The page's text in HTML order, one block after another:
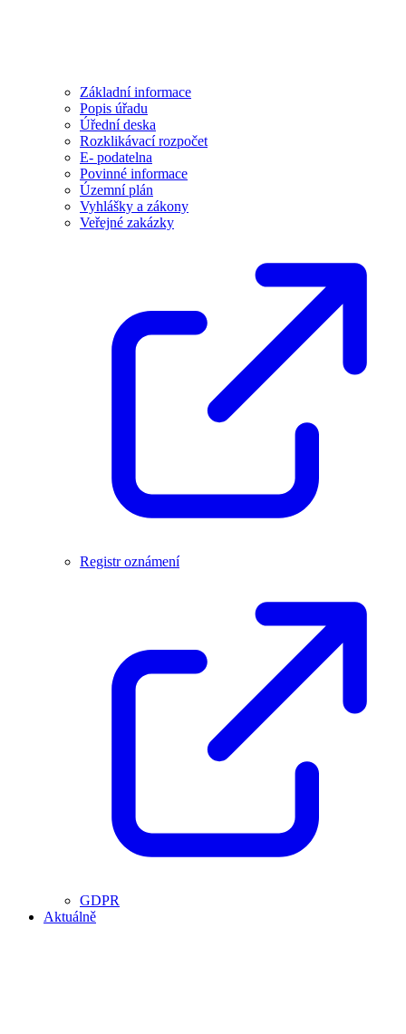
Základní informace
Popis úřadu
Úřední deska
Rozklikávací rozpočet
E- podatelna
Povinné informace
Územní plán
Vyhlášky a zákony
Veřejné zakázky
Registr oznámení
GDPR
Aktuálně